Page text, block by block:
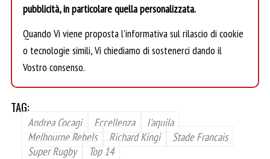
pubblicità, in particolare quella personalizzata.
Quando Vi viene proposta l’informativa sul rilascio di cookie
o tecnologie simili, Vi chiediamo di sostenerci dando il
Vostro consenso.
TAG:
Andrea Cocagi Eccellenza
l'aquila
Melbourne Rebels
Richard Kingi
Stade Francais
Super Rugby
Top 14